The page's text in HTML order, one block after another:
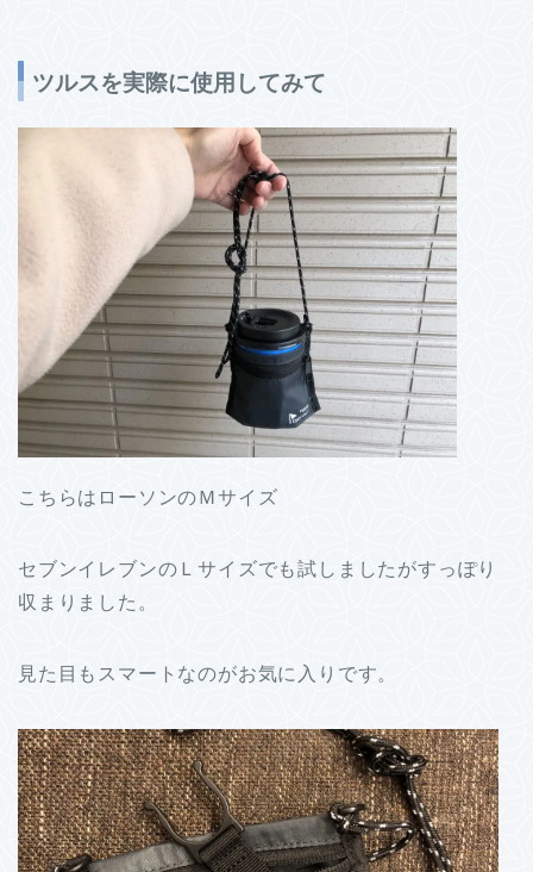
ツルスを実際に使用してみて
こちらはローソンのＭサイズ
セブンイレブンのＬサイズでも試しましたがすっぽり
収まりました。
見た目もスマートなのがお気に入りです。